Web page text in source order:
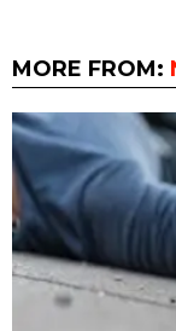
MORE FROM: